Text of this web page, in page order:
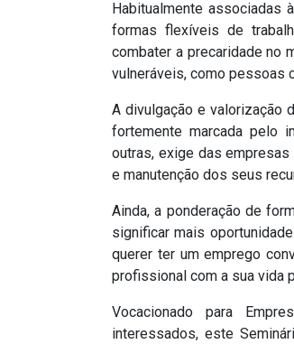
Habitualmente associadas
formas flexíveis de
combater a precaridade no
vulneráveis, como pessoas
A divulgação e valorização
fortemente marcada pelo
outras, exige das empresas
e manutenção dos seus
Ainda, a ponderação de
significar mais
querer ter um emprego
profissional com a sua vida
Vocacionado para
interessados, este